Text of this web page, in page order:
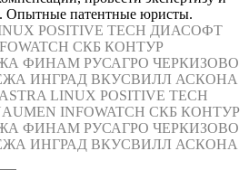
Опытные патентные юристы.
POSITIVE TECH ДИАСОФТ
СКБ КОНТУР
ФИНАМ РУСАГРО ЧЕРКИЗОВО
ИНГРАД ВКУСВИЛЛ АСКОНА
ASTRA LINUX POSITIVE TECH
INFOWATCH СКБ КОНТУР
ФИНАМ РУСАГРО ЧЕРКИЗОВО
ИНГРАД ВКУСВИЛЛ АСКОНА